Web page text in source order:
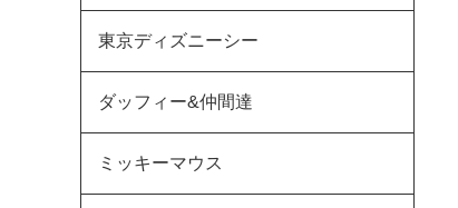
東京ディズニーシー
ダッフィー&仲間達
ミッキーマウス